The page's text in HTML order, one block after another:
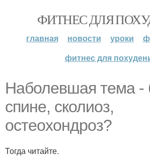
ФИТНЕС ДЛЯ
главная новости уроки
фитнес для
Наболевшая тема -
спине, сколиоз,
остеохондроз?
Тогда читайте.